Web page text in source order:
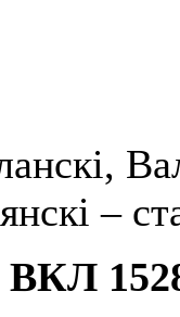
–
ВКЛ